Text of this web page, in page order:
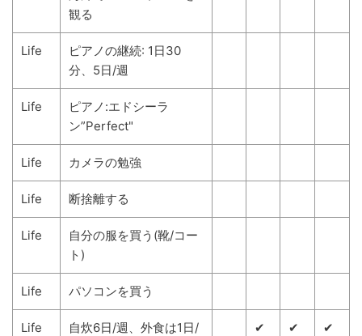
観る
Life
ピアノの継続: 1日30
分、5日/週
Life
ピアノ:エドシーラ
ン”Perfect"
Life カメラの勉強
Life 断捨離する
Life
自分の服を買う(靴/コー
ト)
Life パソコンを買う
Life
自炊6日/週、外食は1日/
✔ ✔ ✔